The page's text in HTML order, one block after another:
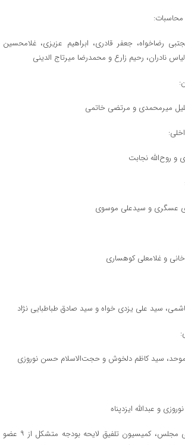
محاسبات:
رضاخواه، جعفر قادری، ابراهیم عزیزی، غلامحسین
نادران، رحیم زارع و محمدرضا میرتاج الدینی
میرمحمدی و مرتضی خاتمی
روح‌الله نجابت
عسگری و سیدعلی موسوی
و غلامعلی کوهساری
سید علی یزدی خواه و سید صادق طباطبایی نژاد
سید کاظم دلخوش و حجت‌الاسلام حسن نوروزی
و عبدالله ایزدپناه
بر اساس آیین نامه داخلی مجلس، کمیسیون تلفیق لایحه بودجه متشکل از ۹ عضو